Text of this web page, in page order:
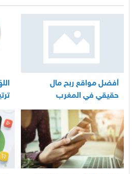
أفضل مواقع ربح مال
حقيقي في المغرب